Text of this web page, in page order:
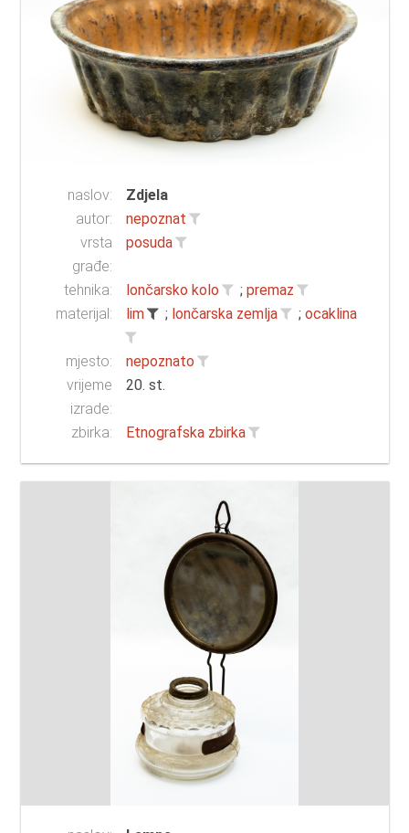
naslov:
Zdjela
autor:
nepoznat
vrsta
građe:
posuda
tehnika: lončarsko kolo ; premaz
materijal:
lim ; lončarska zemlja ; ocaklina
mjesto:
nepoznato
vrijeme
izrade:
20. st.
zbirka: Etnografska zbirka